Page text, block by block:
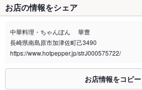
禁煙・喫煙 全席禁煙
喫煙専用室 あり
※2020年4月1日～受動喫煙対策に関する法律が施行されて
お店の情報をシェア
中華料理・ちゃんぽん 華豊
長崎県南島原市加津佐町己3490
https://www.hotpepper.jp/strJ000575722/
お店情報をコピー